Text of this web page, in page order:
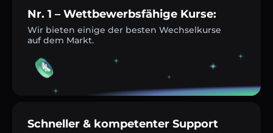
Nr. 1 – Wettbewerbsfähige Kurse:
Wir bieten einige der besten Wechselkurse
auf dem Markt.
Schneller & kompetenter Support